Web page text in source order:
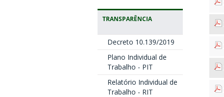
TRANSPARÊNCIA
Decreto 10.139/2019
Plano Individual de
Trabalho - PIT
Relatório Individual de
Trabalho - RIT